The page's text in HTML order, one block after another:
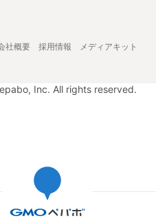
社概要 採用情報 メディアキット
Inc. All rights reserved.